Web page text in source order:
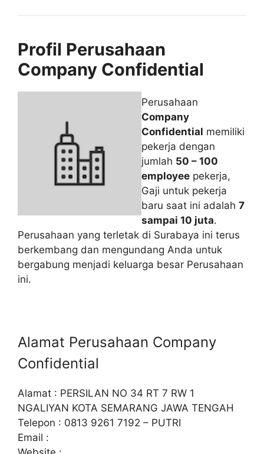
Profil Perusahaan
Company Confidential
Perusahaan
Company
Confidential memiliki
pekerja dengan
jumlah 50 – 100
employee pekerja,
Gaji untuk pekerja
baru saat ini adalah 7
sampai 10 juta.
Perusahaan yang terletak di Surabaya ini terus
berkembang dan mengundang Anda untuk
bergabung menjadi keluarga besar Perusahaan
ini.
Alamat Perusahaan Company
Confidential
Alamat : PERSILAN NO 34 RT 7 RW 1
NGALIYAN KOTA SEMARANG JAWA TENGAH
Telepon : 0813 9261 7192 – PUTRI
Email :